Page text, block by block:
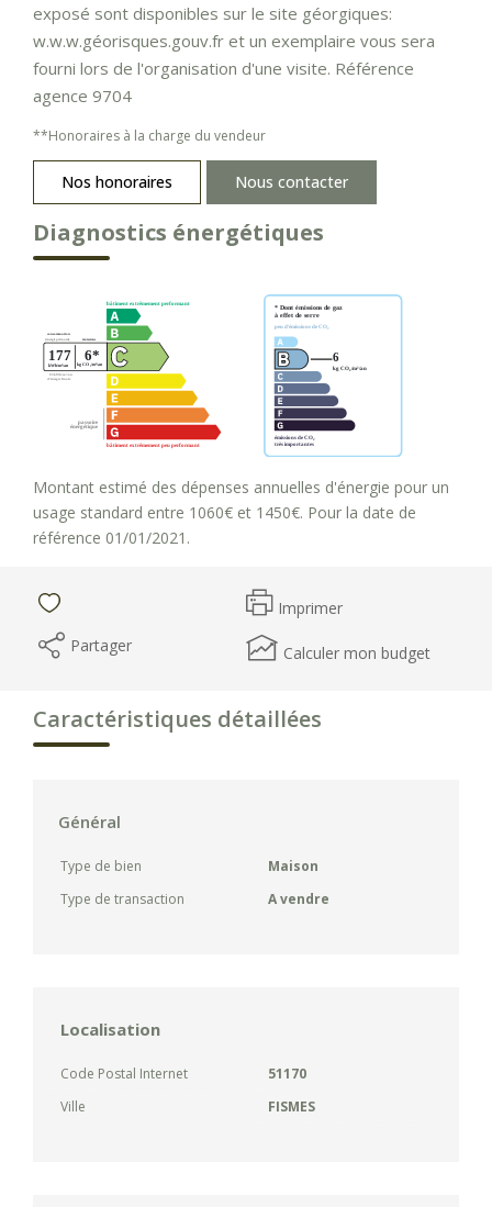
exposé sont disponibles sur le site géorgiques:
w.w.w.géorisques.gouv.fr et un exemplaire vous sera
fourni lors de l'organisation d'une visite. Référence
agence 9704
**Honoraires à la charge du vendeur
Nos honoraires Nous contacter
Diagnostics énergétiques
Montant estimé des dépenses annuelles d'énergie pour un
usage standard entre 1060€ et 1450€. Pour la date de
référence 01/01/2021.
Imprimer
Partager
Calculer mon budget
Caractéristiques détaillées
Général
Type de bien
Maison
Type de transaction
A vendre
Localisation
Code Postal Internet
51170
Ville
FISMES